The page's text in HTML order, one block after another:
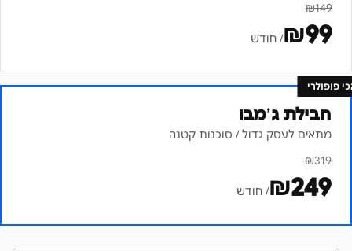
₪149
₪99 / חודש
פופולרי
חבילת ג׳מבו
מתאים לעסק גדול / סוכנות קטנה
₪319
₪249 / חודש